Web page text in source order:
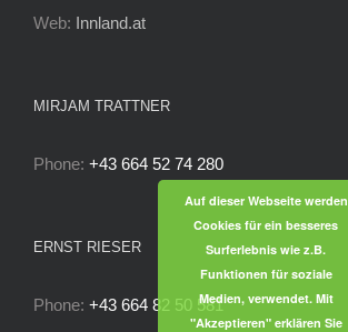
Web: Innland.at
MIRJAM TRATTNER
Phone: +43 664 52 74 280
ERNST RIESER
Phone: +43 664 82 50 581
Auf dieser Webseite werden
Cookies für ein besseres
Surferlebnis wie z.B.
Funktionen für soziale
Medien, verwendet. Mit
"Akzeptieren" erklären Sie